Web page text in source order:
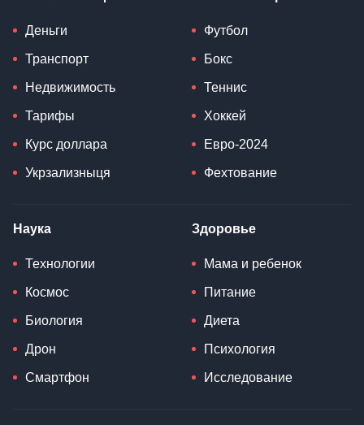
Деньги
Транспорт
Недвижимость
Тарифы
Курс доллара
Укрзализныця
Футбол
Бокс
Теннис
Хоккей
Евро-2024
Фехтование
Наука
Технологии
Космос
Биология
Дрон
Смартфон
Здоровье
Мама и ребенок
Питание
Диета
Психология
Исследование